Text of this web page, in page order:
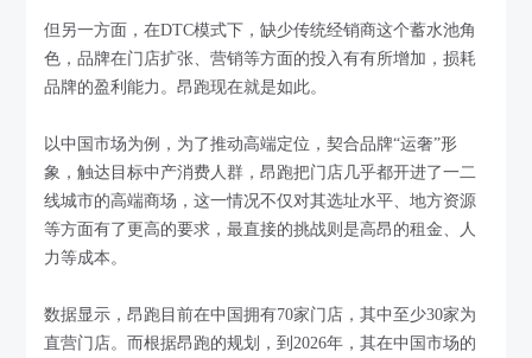
但另一方面，在DTC模式下，缺少传统经销商这个蓄水池角
色，品牌在门店扩张、营销等方面的投入有有所增加，损耗
品牌的盈利能力。昂跑现在就是如此。
以中国市场为例，为了推动高端定位，契合品牌“运奢”形
象，触达目标中产消费人群，昂跑把门店几乎都开进了一二
线城市的高端商场，这一情况不仅对其选址水平、地方资源
等方面有了更高的要求，最直接的挑战则是高昂的租金、人
力等成本。
数据显示，昂跑目前在中国拥有70家门店，其中至少30家为
直营门店。而根据昂跑的规划，到2026年，其在中国市场的